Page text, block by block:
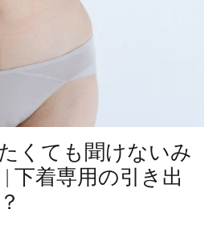
くても聞けないみ
下着専用の引き出